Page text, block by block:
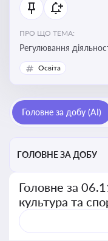
ПРО ЩО ТЕМА:
Регулювання
сфері фізичної
оздоровлення
потенціалу,
реалізації державної
Освіта
Головне за добу (AI)
ГОЛОВНЕ ЗА ДОБУ
Головне за
культура та